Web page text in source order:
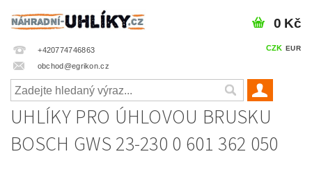
+420774746863
obchod@egrikon.cz
CZK EUR
0 Kč
UHLÍKY PRO ÚHLOVOU BRUSKU
BOSCH GWS 23-230 0 601 362 050